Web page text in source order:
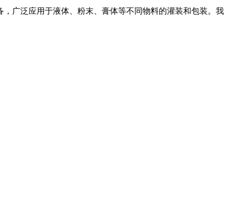
广泛应用于液体、粉末、膏体等不同物料的灌装和包装。我